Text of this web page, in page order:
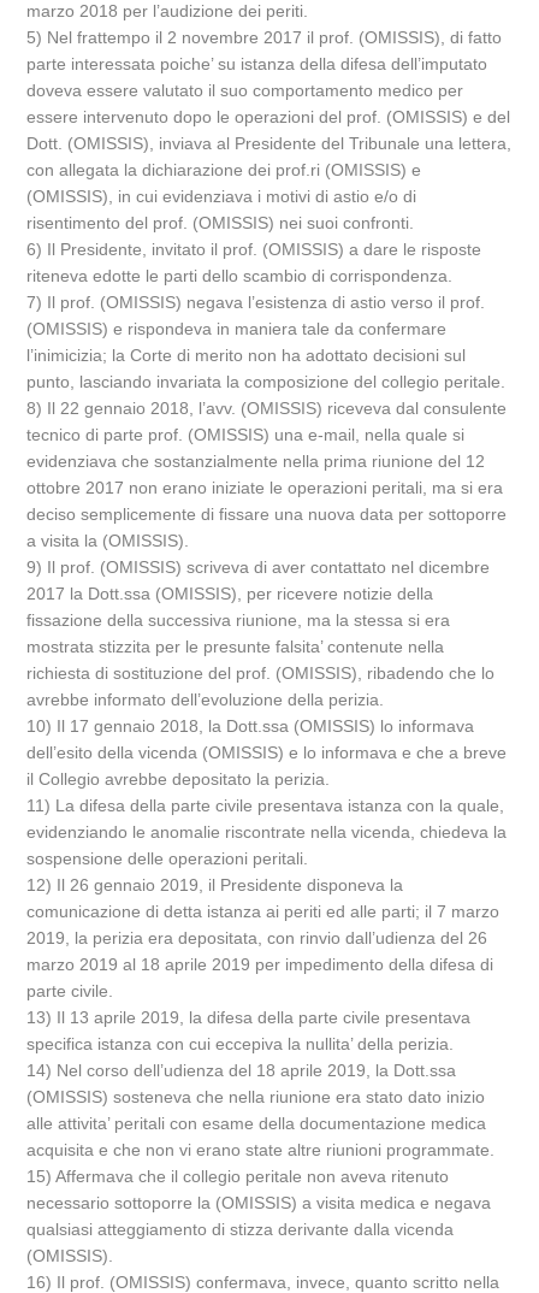
marzo 2018 per l’audizione dei periti.
5) Nel frattempo il 2 novembre 2017 il prof. (OMISSIS), di fatto
parte interessata poiche’ su istanza della difesa dell’imputato
doveva essere valutato il suo comportamento medico per
essere intervenuto dopo le operazioni del prof. (OMISSIS) e del
Dott. (OMISSIS), inviava al Presidente del Tribunale una lettera,
con allegata la dichiarazione dei prof.ri (OMISSIS) e
(OMISSIS), in cui evidenziava i motivi di astio e/o di
risentimento del prof. (OMISSIS) nei suoi confronti.
6) Il Presidente, invitato il prof. (OMISSIS) a dare le risposte
riteneva edotte le parti dello scambio di corrispondenza.
7) Il prof. (OMISSIS) negava l’esistenza di astio verso il prof.
(OMISSIS) e rispondeva in maniera tale da confermare
l’inimicizia; la Corte di merito non ha adottato decisioni sul
punto, lasciando invariata la composizione del collegio peritale.
8) Il 22 gennaio 2018, l’avv. (OMISSIS) riceveva dal consulente
tecnico di parte prof. (OMISSIS) una e-mail, nella quale si
evidenziava che sostanzialmente nella prima riunione del 12
ottobre 2017 non erano iniziate le operazioni peritali, ma si era
deciso semplicemente di fissare una nuova data per sottoporre
a visita la (OMISSIS).
9) Il prof. (OMISSIS) scriveva di aver contattato nel dicembre
2017 la Dott.ssa (OMISSIS), per ricevere notizie della
fissazione della successiva riunione, ma la stessa si era
mostrata stizzita per le presunte falsita’ contenute nella
richiesta di sostituzione del prof. (OMISSIS), ribadendo che lo
avrebbe informato dell’evoluzione della perizia.
10) Il 17 gennaio 2018, la Dott.ssa (OMISSIS) lo informava
dell’esito della vicenda (OMISSIS) e lo informava e che a breve
il Collegio avrebbe depositato la perizia.
11) La difesa della parte civile presentava istanza con la quale,
evidenziando le anomalie riscontrate nella vicenda, chiedeva la
sospensione delle operazioni peritali.
12) Il 26 gennaio 2019, il Presidente disponeva la
comunicazione di detta istanza ai periti ed alle parti; il 7 marzo
2019, la perizia era depositata, con rinvio dall’udienza del 26
marzo 2019 al 18 aprile 2019 per impedimento della difesa di
parte civile.
13) Il 13 aprile 2019, la difesa della parte civile presentava
specifica istanza con cui eccepiva la nullita’ della perizia.
14) Nel corso dell’udienza del 18 aprile 2019, la Dott.ssa
(OMISSIS) sosteneva che nella riunione era stato dato inizio
alle attivita’ peritali con esame della documentazione medica
acquisita e che non vi erano state altre riunioni programmate.
15) Affermava che il collegio peritale non aveva ritenuto
necessario sottoporre la (OMISSIS) a visita medica e negava
qualsiasi atteggiamento di stizza derivante dalla vicenda
(OMISSIS).
16) Il prof. (OMISSIS) confermava, invece, quanto scritto nella